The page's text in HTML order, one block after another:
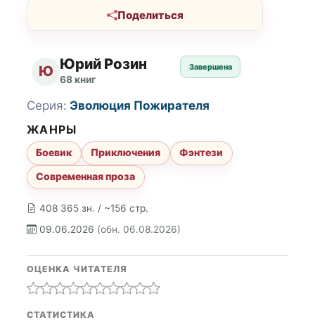
Поделиться
Ю Юрий Розин
68 книг
Завершена
408 365 зн. / ~156 стр.
09.06.2026 (обн. 06.08.2026)
Серия: Эволюция Пожирателя
ЖАНРЫ
Боевик Приключения
Фэнтези
Современная проза
ОЦЕНКА ЧИТАТЕЛЯ
СТАТИСТИКА